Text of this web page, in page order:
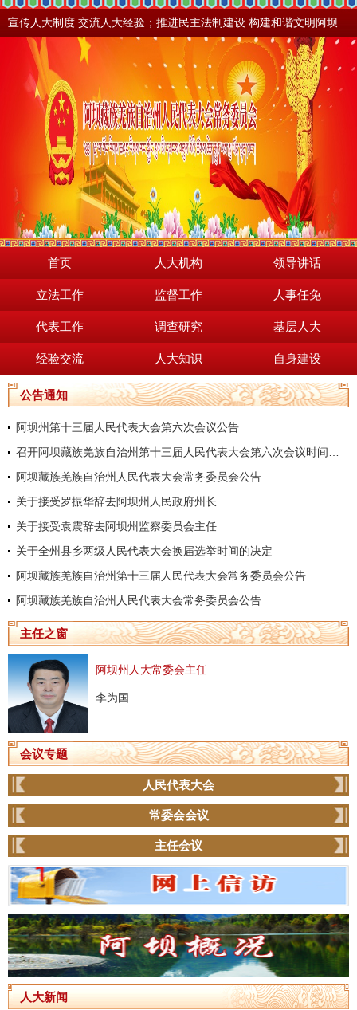
首页 人大机构 领导讲话
立法工作 监督工作 人事任免
代表工作 调查研究 基层人大
经验交流 人大知识 自身建设
公告通知
阿坝州第十三届人民代表大会第六次会议公告
阿坝藏族羌族自治州人民代表大会常务委员会公告
关于接受罗振华辞去阿坝州人民政府州长
关于接受袁震辞去阿坝州监察委员会主任
关于全州县乡两级人民代表大会换届选举时间的决定
阿坝藏族羌族自治州第十三届人民代表大会常务委员会公告
阿坝藏族羌族自治州人民代表大会常务委员会公告
主任之窗
阿坝州人大常委会主任
李为国
会议专题
人民代表大会
常委会会议
主任会议
人大新闻